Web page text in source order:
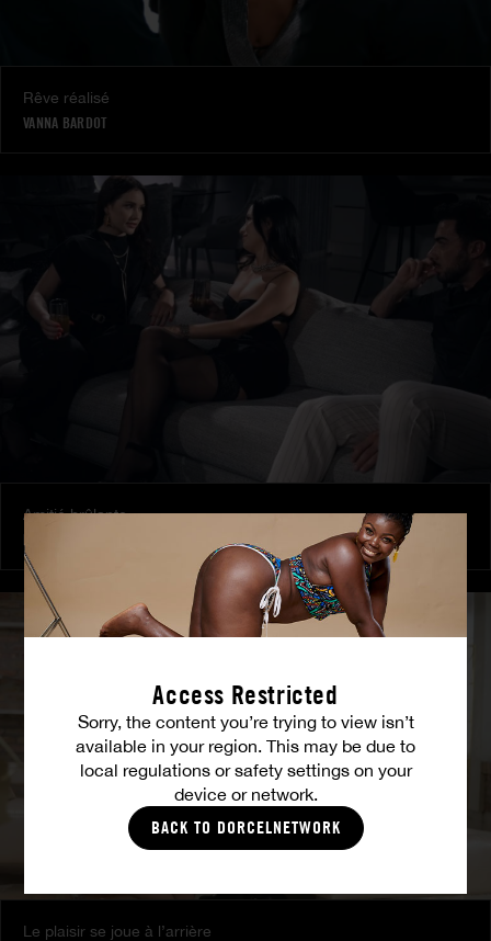
Access Restricted
Sorry, the content you’re trying to view isn’t
available in your region. This may be due to
local regulations or safety settings on your
device or network.
BACK TO DORCELNETWORK
Rêve réalisé
VANNA BARDOT
Amitié brûlante
Le plaisir se joue à l’arrière